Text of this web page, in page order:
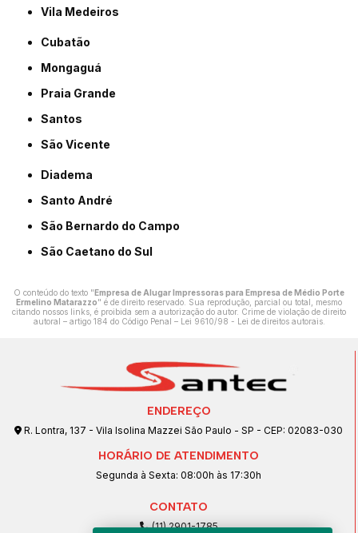
Vila Medeiros
Cubatão
Mongaguá
Praia Grande
Santos
São Vicente
Diadema
Santo André
São Bernardo do Campo
São Caetano do Sul
O conteúdo do texto "Empresa de Alugar Impressoras para Empresa de Médio Porte
Ermelino Matarazzo" é de direito reservado. Sua reprodução, parcial ou total, mesmo
citando nossos links, é proibida sem a autorização do autor. Crime de violação de direito
autoral – artigo 184 do Código Penal – Lei 9610/98 - Lei de direitos autorais.
ENDEREÇO
R. Lontra, 137 - Vila Isolina Mazzei São Paulo - SP - CEP: 02083-030
HORÁRIO DE ATENDIMENTO
Segunda à Sexta: 08:00h às 17:30h
CONTATO
(11) 2901-1785